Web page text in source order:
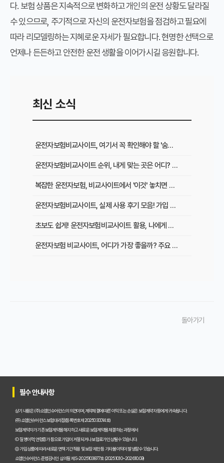
다. 보험 상품은 지속적으로 변화하고 개인의 운전 상황도 달라질
수 있으므로, 주기적으로 자신의 운전자보험을 점검하고 필요에
따라 리모델링하는 지혜로운 자세가 필요합니다. 현명한 선택으로
언제나 든든하고 안전한 운전 생활을 이어가시길 응원합니다.
최신 소식
운전자보험비교사이트, 여기서 꼭 확인해야 할 '숨은 꿀팁' 5가지
운전자보험비교사이트 순위, 내게 맞는 곳은 어디? 꼼꼼 비교 분석
복잡한 운전자보험, 비교사이트에서 '이것' 놓치면 손해! 해결책은?
운전자보험비교사이트, 실제 사용 후기 모음! 가입 전 필수 확인하세요
초보도 쉽게! 운전자보험비교사이트 활용, 나에게 최적의 보험 찾는 법
운전자보험 비교사이트, 어디가 가장 좋을까? 주요 플랫폼 장단점 비교
돌아가기
필수 안내사항
상기 내용은 (주)쇼엠인슈어런스의 의견이며, 계약체결에 따른 이익 또는 손실은 보험계약자 등에게 귀속됩니다.
(주)쇼엠인슈어런스 보험대리점(등록번호 제2025030014호)
보험계약자가 기존 보험계약을 해지하고 새로운 보험계약을 체결하는 과정에서
① 질병이력, 연령증가 등으로 가입이 거절되거나 보험료가 인상될 수 있습니다.
② 가입 상품에 따라 새로운 면책기간 적용 및 보장 제한 등 기타 불이익이 발생할 수 있습니다.
쇼엠인슈어런스 준법감시인 심의필 제S-2025103877호 (2025.10.10~2026.10.09)